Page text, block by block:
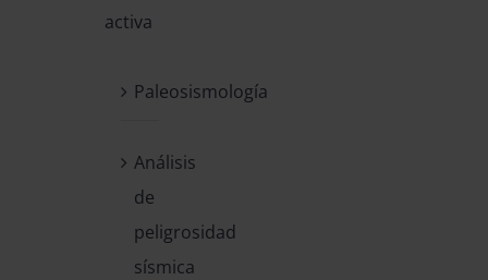
activa
Paleosismología
Análisis
de
peligrosidad
sísmica